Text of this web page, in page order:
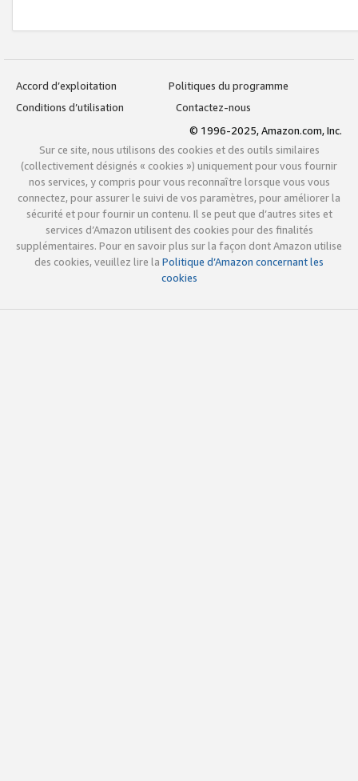
Accord d’exploitation
Politiques du programme
Conditions d’utilisation
Contactez-nous
© 1996-2025, Amazon.com, Inc.
Sur ce site, nous utilisons des cookies et des outils similaires
(collectivement désignés « cookies ») uniquement pour vous fournir
nos services, y compris pour vous reconnaître lorsque vous vous
connectez, pour assurer le suivi de vos paramètres, pour améliorer la
sécurité et pour fournir un contenu. Il se peut que d’autres sites et
services d’Amazon utilisent des cookies pour des finalités
supplémentaires. Pour en savoir plus sur la façon dont Amazon utilise
des cookies, veuillez lire la Politique d’Amazon concernant les
cookies